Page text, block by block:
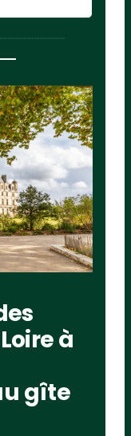
à
gîte